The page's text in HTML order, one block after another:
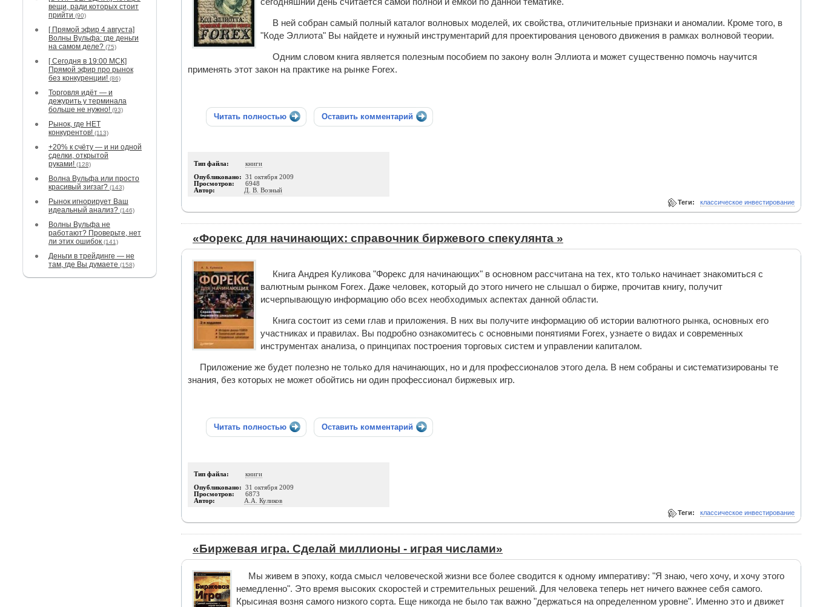
вещи, ради которых стоит
прийти (90)
[ Прямой эфир 4 августа]
Волны Вульфа: где деньги
на самом деле? (75)
[ Сегодня в 19:00 МСК]
Прямой эфир про рынок
без конкуренции! (86)
Торговля идёт — и
дежурить у терминала
больше не нужно! (93)
Рынок, где НЕТ
конкурентов! (113)
+20% к счёту — и ни одной
сделки, открытой
руками! (128)
Волна Вульфа или просто
красивый зигзаг? (143)
Рынок игнорирует Ваш
идеальный анализ? (146)
Волны Вульфа не
работают? Проверьте, нет
ли этих ошибок (141)
Деньги в трейдинге — не
там, где Вы думаете (158)
В ней собран самый полный каталог волновых моделей, их свойства, отличительные признаки и аномалии. Кроме того, в
"Коде Эллиота" Вы найдете и нужный инструментарий для проектирования ценового движения в рамках волновой теории.
Одним словом книга является полезным пособием по закону волн Эллиота и может существенно помочь научится
применять этот закон на практике на рынке Forex.
Читать полностью Оставить комментарий
Тип файла: книги
Опубликовано: 31 октября 2009
Просмотров: 6948
Автор: Д. В. Возный
Теги: классическое инвестирование
«Форекс для начинающих: справочник биржевого спекулянта »
Книга Андрея Куликова "Форекс для начинающих" в основном рассчитана на тех, кто только начинает знакомиться с
валютным рынком Forex. Даже человек, который до этого ничего не слышал о бирже, прочитав книгу, получит
исчерпывающую информацию обо всех необходимых аспектах данной области.
Книга состоит из семи глав и приложения. В них вы получите информацию об истории валютного рынка, основных его
участниках и правилах. Вы подробно ознакомитесь с основными понятиями Forex, узнаете о видах и современных
инструментах анализа, о принципах построения торговых систем и управлении капиталом.
Приложение же будет полезно не только для начинающих, но и для профессионалов этого дела. В нем собраны и систематизированы те
знания, без которых не может обойтись ни один профессионал биржевых игр.
Читать полностью Оставить комментарий
Тип файла: книги
Опубликовано: 31 октября 2009
Просмотров: 6873
Автор: А.А. Куликов
Теги: классическое инвестирование
«Биржевая игра. Сделай миллионы - играя числами»
Мы живем в эпоху, когда смысл человеческой жизни все более сводится к одному императиву: "Я знаю, чего хочу, и хочу этого
немедленно". Это время высоких скоростей и стремительных решений. Для человека теперь нет ничего важнее себя самого.
Крысиная возня самого низкого сорта. Еще никогда не было так важно "держаться на определенном уровне". Именно это и движет